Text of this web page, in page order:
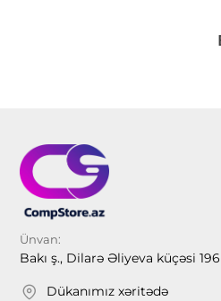
Ünvan:
Bakı ş., Dilarə Əliyeva küçəsi 196
Dükanımız xəritədə